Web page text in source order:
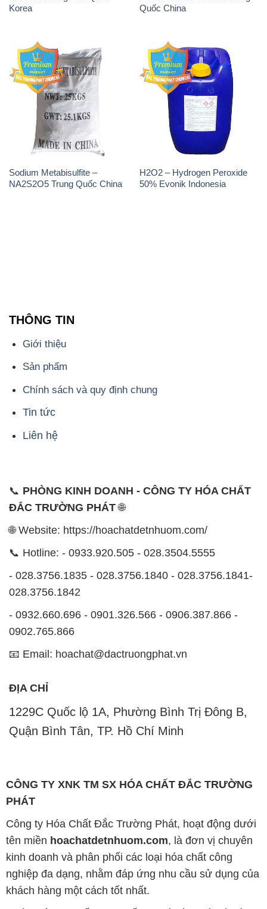
Korea
Quốc China
Sodium Metabisulfite –
NA2S2O5 Trung Quốc China
H2O2 – Hydrogen Peroxide
50% Evonik Indonesia
THÔNG TIN
Giới thiệu
Sản phẩm
Chính sách và quy định chung
Tin tức
Liên hệ
📞 PHÒNG KINH DOANH - CÔNG TY HÓA CHẤT
ĐẮC TRƯỜNG PHÁT🌐
🌐 Website: https://hoachatdetnhuom.com/
📞 Hotline: - 0933.920.505 - 028.3504.5555
- 028.3756.1835 - 028.3756.1840 - 028.3756.1841-
028.3756.1842
- 0932.660.696 - 0901.326.566 - 0906.387.866 -
0902.765.866
📧 Email: hoachat@dactruongphat.vn
ĐỊA CHỈ
1229C Quốc lộ 1A, Phường Bình Trị Đông B,
Quận Bình Tân, TP. Hồ Chí Minh
CÔNG TY XNK TM SX HÓA CHẤT ĐẮC TRƯỜNG
PHÁT
Công ty Hóa Chất Đắc Trường Phát, hoạt động dưới
tên miền hoachatdetnhuom.com, là đơn vị chuyên
kinh doanh và phân phối các loại hóa chất công
nghiệp đa dạng, nhằm đáp ứng nhu cầu sử dụng của
khách hàng một cách tốt nhất.